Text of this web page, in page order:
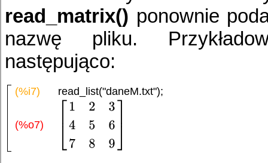
read_matrix() ponownie
nazwę pliku.
następująco:
(%i7) read_list("daneM.txt");
(%o7)